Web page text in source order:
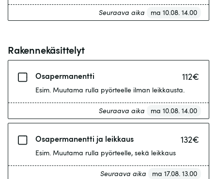
Seuraava aika ma 10.08. 14.00
Rakennekäsittelyt
Osapermanentti 112€
Esim. Muutama rulla pyörteelle ilman leikkausta.
Seuraava aika ma 10.08. 14.00
Osapermanentti ja leikkaus 132€
Esim. Muutama rulla pyörteelle, sekä leikkaus
Seuraava aika ma 17.08. 13.00